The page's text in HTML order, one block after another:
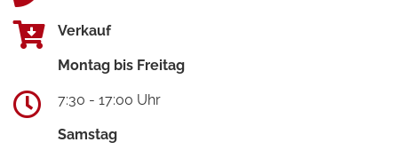
Verkauf
Montag bis Freitag
7:30 - 17:00 Uhr
Samstag